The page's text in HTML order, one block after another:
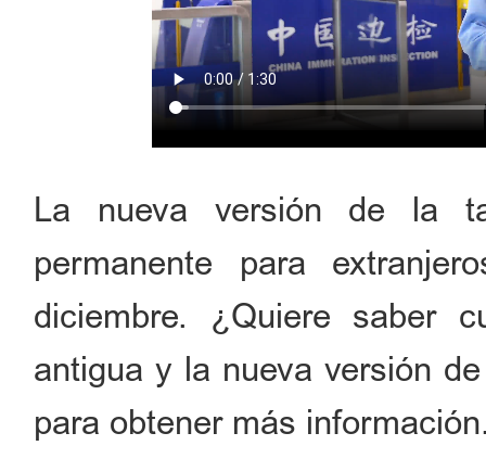
La nueva versión de la
permanente para
diciembre. ¿Quiere saber
antigua y la nueva versión
para obtener más